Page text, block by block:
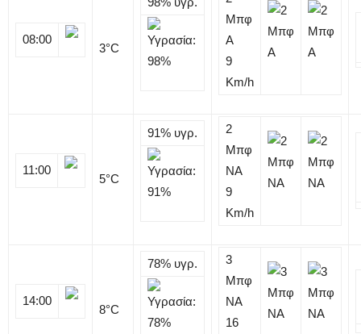
08:00
3°C
Μπφ
Α
9
Km/h
11:00
5°C
91% υγρ.
2
Μπφ
NA
9
Km/h
14:00
8°C
78% υγρ.
3
Μπφ
NA
16